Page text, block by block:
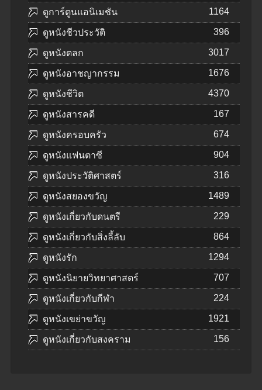
ดูการ์ตูนแอนิเมชัน 1164
ดูหนังชีวประวัติ 396
ดูหนังตลก 3017
ดูหนังอาชญากรรม 1676
ดูหนังชีวิต 4370
ดูหนังสารคดี 167
ดูหนังครอบครัว 674
ดูหนังแฟนตาซี 904
ดูหนังประวัติศาสตร์ 316
ดูหนังสยองขวัญ 1489
ดูหนังเกี่ยวกับดนตรี 229
ดูหนังเกี่ยวกับสิ่งลี้ลับ 864
ดูหนังรัก 1294
ดูหนังนิยายวิทยาศาสตร์ 707
ดูหนังเกี่ยวกับกีฬา 224
ดูหนังเขย่าขวัญ 1921
ดูหนังเกี่ยวกับสงคราม 156